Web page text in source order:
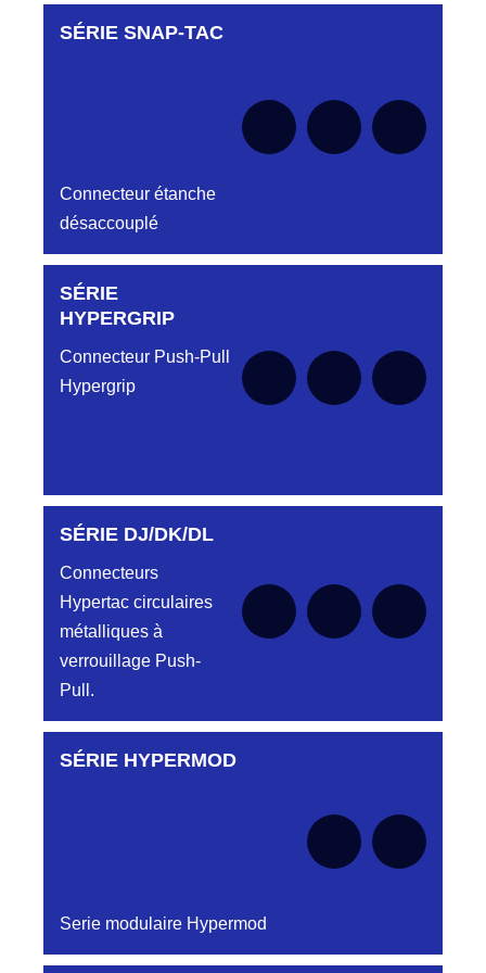
Aucune pièce disponible pour cette série pour
SÉRIE SNAP-TAC
Connecteur étanche
désaccouplé
Aucune pièce disponible pour cette série pour
SÉRIE
HYPERGRIP
Connecteur Push-Pull
Hypergrip
Aucune pièce disponible pour cette série pour
SÉRIE DJ/DK/DL
Connecteurs
Hypertac circulaires
métalliques à
verrouillage Push-
Pull.
Aucune pièce disponible pour cette série pour
SÉRIE HYPERMOD
Serie modulaire Hypermod